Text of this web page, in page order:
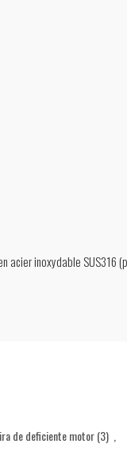
acier inoxydable SUS316
de deficiente motor(3)